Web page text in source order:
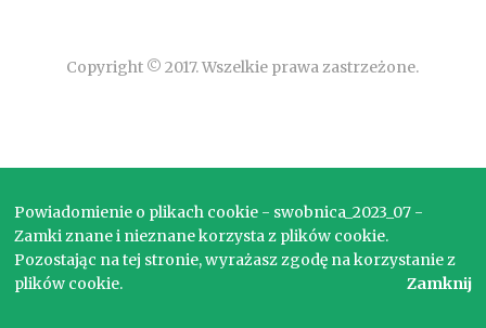
Copyright © 2017. Wszelkie prawa zastrzeżone.
Powiadomienie o plikach cookie - swobnica_2023_07 -
Zamki znane i nieznane korzysta z plików cookie.
Pozostając na tej stronie, wyrażasz zgodę na korzystanie z
plików cookie.
Zamknij